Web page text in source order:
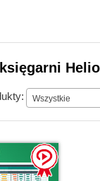
Wszystkie